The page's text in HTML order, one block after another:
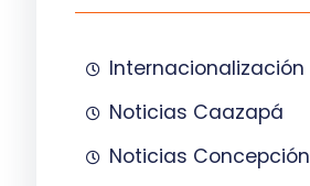
Internacionalización
Noticias Caazapá
Noticias Concepción